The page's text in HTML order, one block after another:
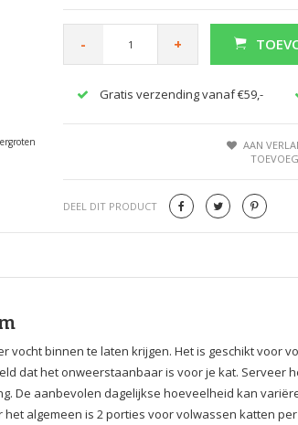
- +
Gratis verzending vanaf €59,-
AAN
DEEL DIT PRODUCT
vocht binnen te laten krijgen. Het is geschikt voor
dat het onweerstaanbaar is voor je kat. Serveer
De aanbevolen dagelijkse hoeveelheid kan
algemeen is 2 porties voor volwassen katten